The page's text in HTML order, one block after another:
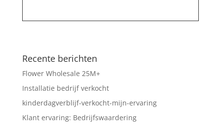
Recente berichten
Flower Wholesale 25M+
Installatie bedrijf verkocht
kinderdagverblijf-verkocht-mijn-ervaring
Klant ervaring: Bedrijfswaardering